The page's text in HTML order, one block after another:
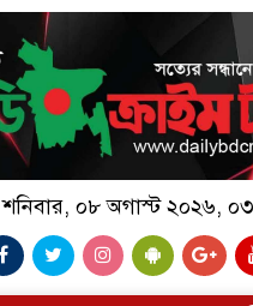
শনিবার, ০৮ অগাস্ট ২০২৬,